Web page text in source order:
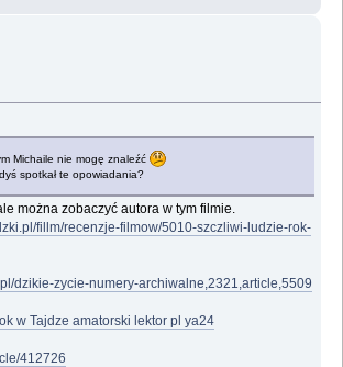
Michaile nie mogę znaleźć
spotkał te opowiadania?
można zobaczyć autora w tym filmie.
fillm/recenzje-filmow/5010-szczliwi-ludzie-rok-
dzikie-zycie-numery-archiwalne,2321,article,5509
w Tajdze amatorski lektor pl ya24
412726